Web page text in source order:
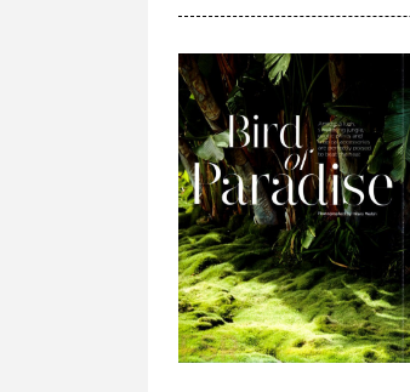
[风景] 夏日的音符
[人像] 多姿多彩壮族女
[风景] 夕阳红夜鹭翔